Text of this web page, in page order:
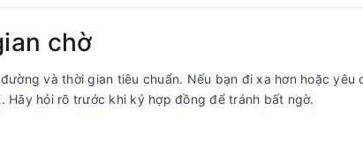
chờ
và thời gian tiêu chuẩn. Nếu bạn đi xa hơn hoặc yêu
Hãy hỏi rõ trước khi ký hợp đồng để tránh bất ngờ.